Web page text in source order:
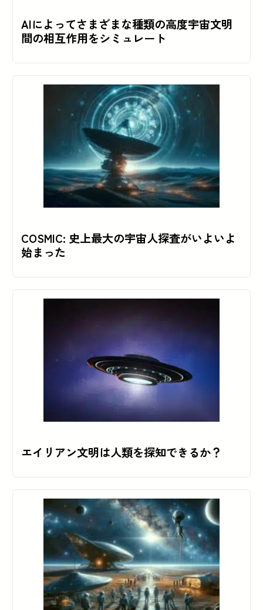
AIによってさまざまな種類の高度宇宙文明
間の相互作用をシミュレート
COSMIC: 史上最大の宇宙人探査がいよいよ
始まった
エイリアン文明は人類を探知できるか？